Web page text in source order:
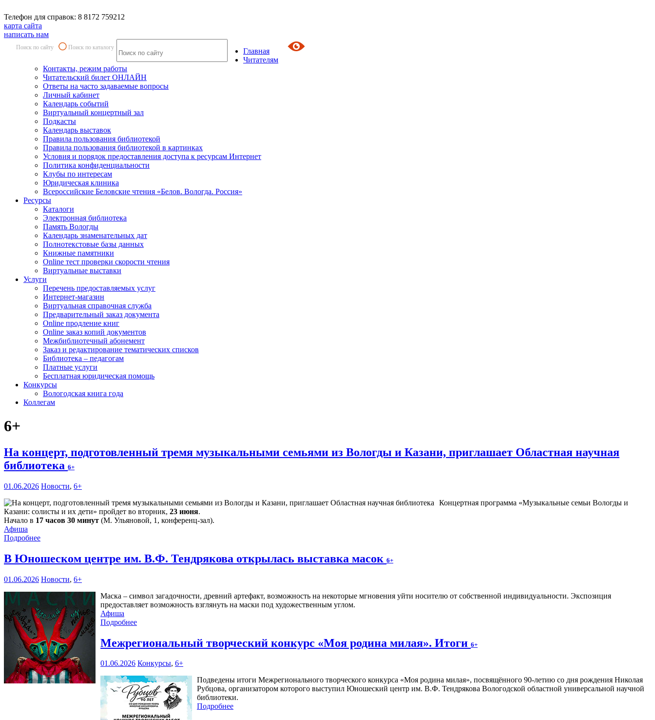
Телефон для справок: 8 8172 759212
карта сайта
написать нам
Поиск по сайту Поиск по каталогу
Главная
Читателям
Контакты, режим работы
Читательский билет ОНЛАЙН
Ответы на часто задаваемые вопросы
Личный кабинет
Календарь событий
Виртуальный концертный зал
Подкасты
Календарь выставок
Правила пользования библиотекой
Правила пользования библиотекой в картинках
Условия и порядок предоставления доступа к ресурсам Интернет
Политика конфиденциальности
Клубы по интересам
Юридическая клиника
Всероссийские Беловские чтения «Белов. Вологда. Россия»
Ресурсы
Каталоги
Электронная библиотека
Память Вологды
Календарь знаменательных дат
Полнотекстовые базы данных
Книжные памятники
Online тест проверки скорости чтения
Виртуальные выставки
Услуги
Перечень предоставляемых услуг
Интернет-магазин
Виртуальная справочная служба
Предварительный заказ документа
Online продление книг
Online заказ копий документов
Межбиблиотечный абонемент
Заказ и редактирование тематических списков
Библиотека – педагогам
Платные услуги
Бесплатная юридическая помощь
Конкурсы
Вологодская книга года
Коллегам
6+
На концерт, подготовленный тремя музыкальными семьями из Вологды и Казани, приглашает Областная научная
библиотека 6+
01.06.2026 Новости, 6+
Концертная программа «Музыкальные семьи Вологды и
Казани: солисты и их дети» пройдет во вторник, 23 июня.
Начало в 17 часов 30 минут (М. Ульяновой, 1, конференц-зал).
Афиша
Подробнее
В Юношеском центре им. В.Ф. Тендрякова открылась выставка масок 6+
01.06.2026 Новости, 6+
Маска – символ загадочности, древний артефакт, возможность на некоторые мгновения уйти носителю от собственной индивидуальности. Экспозиция
предоставляет возможность взглянуть на маски под художественным углом.
Афиша
Подробнее
Межрегиональный творческий конкурс «Моя родина милая». Итоги 6+
01.06.2026 Конкурсы, 6+
Подведены итоги Межрегионального творческого конкурса «Моя родина милая», посвящённого 90-летию со дня рождения Николая
Рубцова, организатором которого выступил Юношеский центр им. В.Ф. Тендрякова Вологодской областной универсальной научной
библиотеки.
Подробнее